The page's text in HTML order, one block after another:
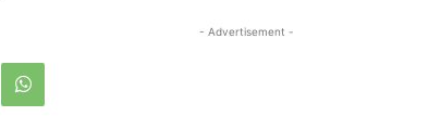
- Advertisement -